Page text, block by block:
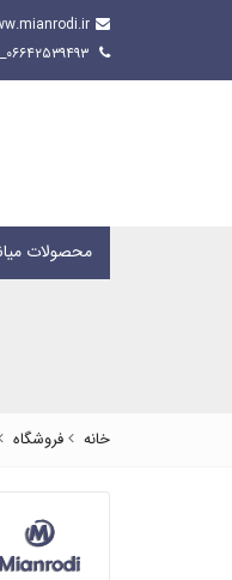
محصولات
خانه فروشگاه